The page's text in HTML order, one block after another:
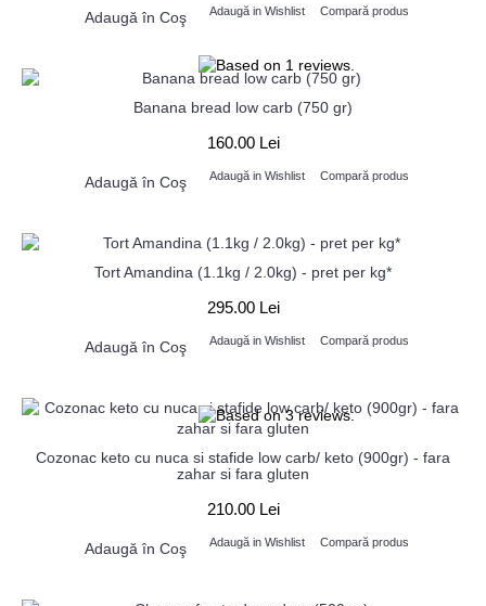
Adaugă în Coş Adaugă in Wishlist Compară produs
Banana bread low carb (750 gr)
160.00 Lei
Adaugă în Coş Adaugă in Wishlist Compară produs
Tort Amandina (1.1kg / 2.0kg) - pret per kg*
295.00 Lei
Adaugă în Coş Adaugă in Wishlist Compară produs
Cozonac keto cu nuca si stafide low carb/ keto (900gr) - fara
zahar si fara gluten
210.00 Lei
Adaugă în Coş Adaugă in Wishlist Compară produs